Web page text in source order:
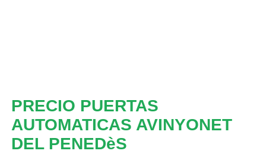
PRECIO PUERTAS
AUTOMATICAS AVINYONET
DEL PENEDèS